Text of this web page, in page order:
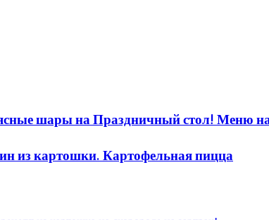
шары на Праздничный стол! Меню
из картошки. Картофельная пицца